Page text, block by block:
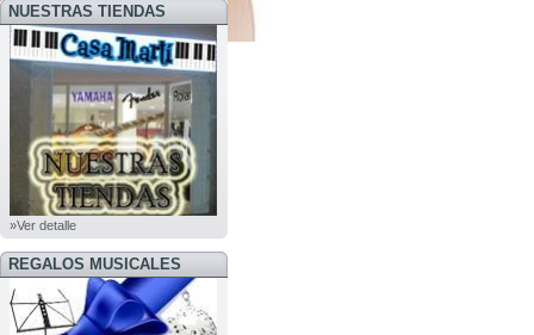
NUESTRAS TIENDAS
»Ver detalle
REGALOS MUSICALES